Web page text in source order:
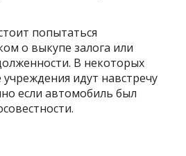
попытаться
о выкупе залога или
В некоторых
идут навстречу
если автомобиль был